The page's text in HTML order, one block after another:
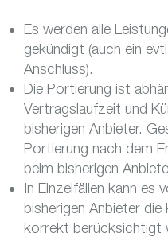
Es werden alle
gekündigt (auch ein
Anschluss).
Die Portierung ist
Vertragslaufzeit und
bisherigen Anbieter.
Portierung nach dem
beim bisherigen
In Einzelfällen kann es
bisherigen Anbieter
korrekt berücksichtigt